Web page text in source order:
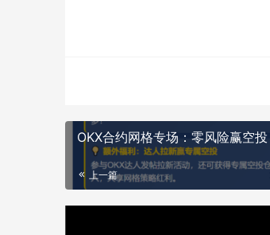
OKX合约网格专场：零风险赢空投
上一篇